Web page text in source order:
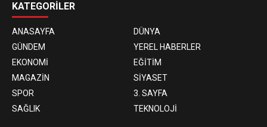
KATEGORİLER
ANASAYFA
DÜNYA
GÜNDEM
YEREL HABERLER
EKONOMİ
EĞİTİM
MAGAZİN
SİYASET
SPOR
3. SAYFA
SAĞLIK
TEKNOLOJİ